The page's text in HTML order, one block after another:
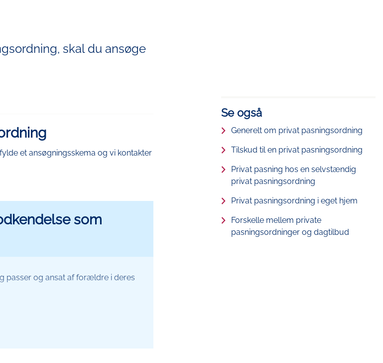
skal du ansøge
et ansøgningsskema og vi kontakter
som
passer og ansat af forældre i deres
Se også
Generelt om privat pasningsordning
Tilskud til en privat pasningsordning
Privat pasning hos en selvstændig
privat pasningsordning
Privat pasningsordning i eget hjem
Forskelle mellem private
pasningsordninger og dagtilbud